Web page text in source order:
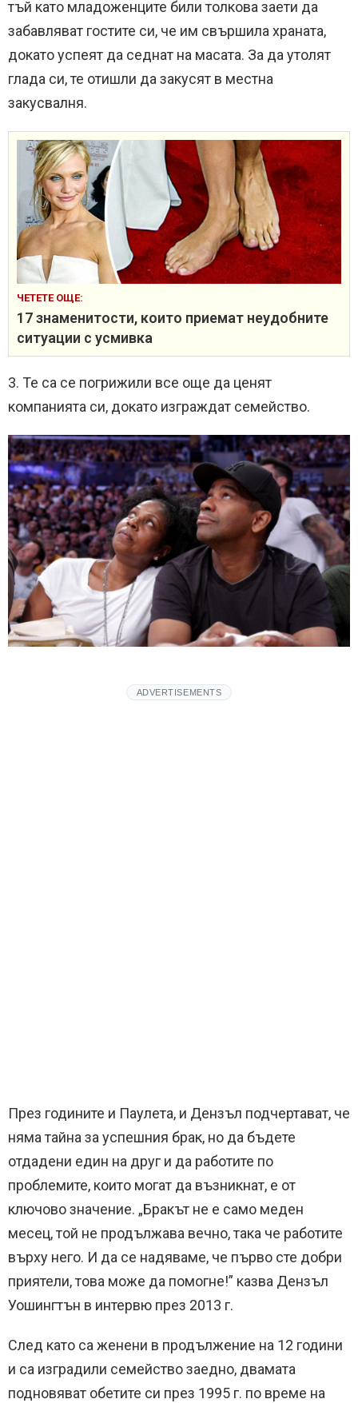
тъй като младоженците били толкова заети да
забавляват гостите си, че им свършила храната,
докато успеят да седнат на масата. За да утолят
глада си, те отишли да закусят в местна
закусвалня.
ЧЕТЕТЕ ОЩЕ:
17 знаменитости, които приемат неудобните
ситуации с усмивка
3. Те са се погрижили все още да ценят
компанията си, докато изграждат семейство.
ADVERTISEMENTS
През годините и Паулета, и Дензъл подчертават, че
няма тайна за успешния брак, но да бъдете
отдадени един на друг и да работите по
проблемите, които могат да възникнат, е от
ключово значение. „Бракът не е само меден
месец, той не продължава вечно, така че работите
върху него. И да се надяваме, че първо сте добри
приятели, това може да помогне!” казва Дензъл
Уошингтън в интервю през 2013 г.
След като са женени в продължение на 12 години
и са изградили семейство заедно, двамата
подновяват обетите си през 1995 г. по време на